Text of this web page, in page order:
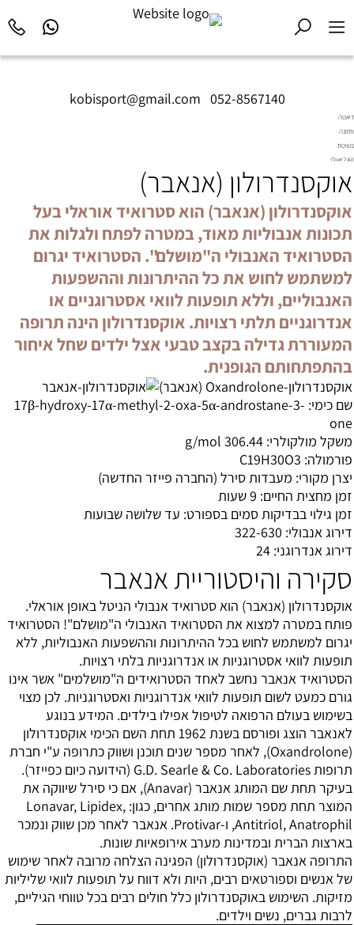
kobisport@gmail.com 052-8567140
דיאטה
ותזונה
בשיטת
Diet2All:
שמאחורי
המושלם.
אוקסנדרולון (אנאבר)
אוקסנדרולון (אנאבר) הוא סטרואיד אוראלי בעל
תכונות אנבוליות מאוד, במטרה לפתח ולגלות את
הסטרואיד האנבולי ה"מושלם". הסטרואיד יגרום
למשתמש לחוש את כל ההיתרונות וההשפעות
האנבוליים, וללא תופעות לוואי אסטרוגניים או
אנדרוגניים תלתי רצויות. אוקסנדרולון הינה תרופה
המעוררת גדילה בקצב טבעי אצל ילדים שחל איחור
בהתפתחותם הגופנית.
אוקסנדרולון-Oxandrolone (אנאבר)
שם כימי: 17β-hydroxy-17α-methyl-2-oxa-5α-androstane-3-
one
משקל מולקולרי: 306.44 g/mol
פורמולה: C19H30O3
יצרן מקורי: מעבדות סירל (החברה פייזר החדשה)
זמן מחצית החיים: 9 שעות
זמן גילוי בבדיקות סמים בספורט: עד שלושה שבועות
דירוג אנבולי: 322-630
דירוג אנדרוגני: 24
סקירה והיסטוריית אנאבר
אוקסנדרולון (אנאבר) הוא סטרואיד אנבולי הניטל באופן אוראלי.
פותח במטרה למצוא את הסטרואיד האנבולי ה"מושלם"! הסטרואיד
יגרום למשתמש לחוש בכל ההיתרונות וההשפעות האנבוליות, ללא
תופעות לוואי אסטרוגניות או אנדרוגניות בלתי רצויות.
הסטרואיד אנאבר נחשב לאחד הסטרואידים ה"מושלמים" אשר אינו
גורם כמעט לשום תופעות לוואי אנדרוגניות ואסטרוגניות. לכן מצוי
בשימוש בעולם הרפואה לטיפול אפילו בילדים. המידע בנוגע
לאנאבר הוצג ופורסם בשנת 1962 תחת השם הכימי אוקסנדרולון
(Oxandrolone), לאחר מספר שנים תוכנן ושווק כתרופה ע"י חברת
תרופות G.D. Searle & Co. Laboratories (הידועה כיום כפייזר).
בעיקר תחת שם המותג אנאבר (Anavar), אם כי סירל שיווקה את
המוצר תחת מספר שמות מותג אחרים, כגון: Lonavar, Lipidex,
Antitriol, Anatrophil, ו-Protivar. אנאבר לאחר מכן שווק ונמכר
בארצות הברית ובמדינות מערב אירופאיות שונות.
התרופה אנאבר (אוקסנדרולון) הפגינה הצלחה מרובה לאחר שימוש
של אנשים וספורטאים רבים, היות ולא דווח על תופעות לוואי שליליות
מזיקות. השימוש באוקסנדרולון כלל חולים רבים בכל טווחי הגיליים,
לרבות גברים, נשים וילדים.